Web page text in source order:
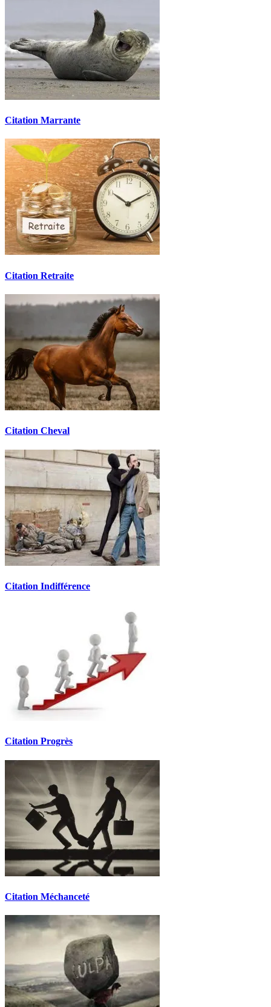
Citation Marrante
Citation Retraite
Citation Cheval
Citation Indifférence
Citation Progrès
Citation Méchanceté